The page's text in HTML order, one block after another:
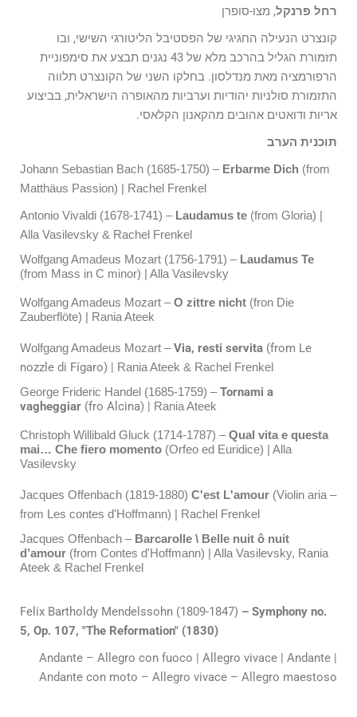
רחל פרנקל, מצו-סופרן
קונצרט הנעילה החגיגי של הפסטיבל הליטורגי השישי, ובו
תזמורת הגליל בהרכב מלא של 43 נגנים תבצע את סימפוניית
הרפורמציה מאת מנדלסון. בחלקו השני של הקונצרט תלווה
התזמורת סולניות יהודיות וערביות מהאופרה הישראלית, בביצוע
אריות ודואטים אהובים מהקאנון הקלאסי.
תוכנית הערב
Johann Sebastian Bach (1685-1750) – Erbarme Dich (from
Matthäus Passion) | Rachel Frenkel
Antonio Vivaldi (1678-1741) – Laudamus te (from Gloria) |
Alla Vasilevsky & Rachel Frenkel
Wolfgang Amadeus Mozart (1756-1791) – Laudamus Te
(from Mass in C minor) | Alla Vasilevsky
Wolfgang Amadeus Mozart –O zittre nicht (fron Die
Zauberflöte) | Rania Ateek
Wolfgang Amadeus Mozart –Via, resti servita (from Le
nozzle di Fígaro) | Rania Ateek & Rachel Frenkel
George Frideric Handel (1685-1759) –Tornami a
vagheggiar (fro Alcina) | Rania Ateek
Christoph Willibald Gluck (1714-1787) –Qual vita e questa
mai… Che fiero momento (Orfeo ed Euridice) | Alla
Vasilevsky
Jacques Offenbach (1819-1880) C'est L'amour (Violin aria –
from Les contes d'Hoffmann)
| Rachel Frenkel
Jacques Offenbach –Barcarolle \ Belle nuit ô nuit
d’amour (from Contes d'Hoffmann) | Alla Vasilevsky, Rania
Ateek & Rachel Frenkel
Felix Bartholdy Mendelssohn (1809-1847) – Symphony no.
5, Op. 107, "The Reformation" (1830)
Andante – Allegro con fuoco | Allegro vivace | Andante |
Andante con moto – Allegro vivace – Allegro maestoso